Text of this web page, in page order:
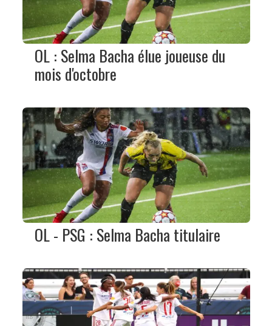
OL : Selma Bacha élue joueuse du
mois d'octobre
OL - PSG : Selma Bacha titulaire